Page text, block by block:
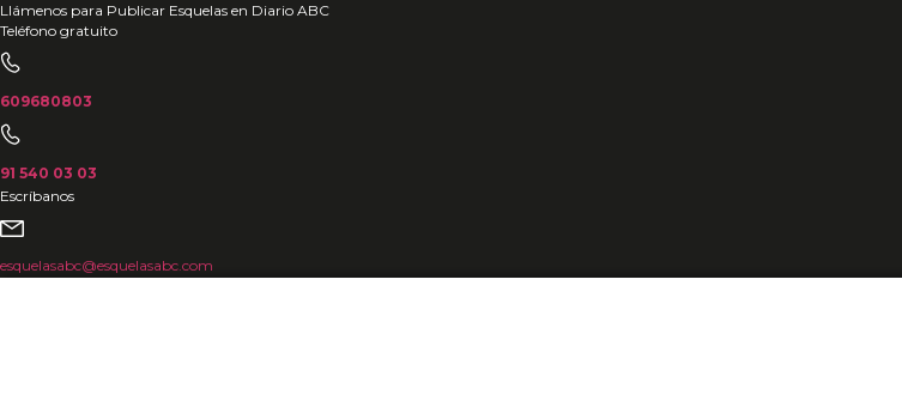
Ir
al
contenido
Llámenos para Publicar Esquelas en Diario ABC
Teléfono gratuito
609680803
91 540 03 03
Escríbanos
esquelasabc@esquelasabc.com